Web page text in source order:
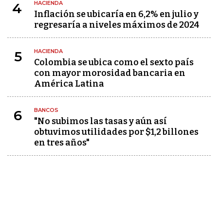
4 HACIENDA
Inflación se ubicaría en 6,2% en julio y
regresaría a niveles máximos de 2024
5 HACIENDA
Colombia se ubica como el sexto país
con mayor morosidad bancaria en
América Latina
6 BANCOS
"No subimos las tasas y aún así
obtuvimos utilidades por $1,2 billones
en tres años"